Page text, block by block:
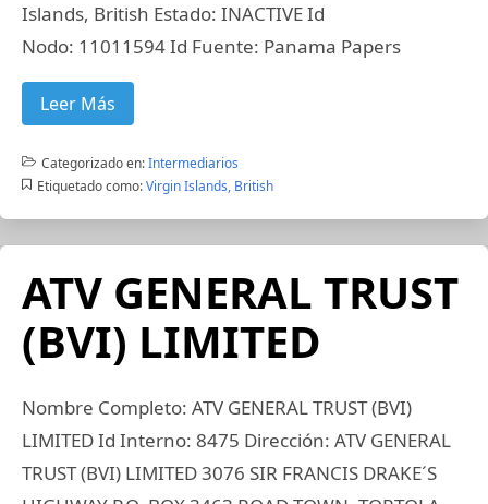
Islands, British Estado: INACTIVE Id
Nodo: 11011594 Id Fuente: Panama Papers
Leer Más
Categorizado en:Intermediarios
Etiquetado como: Virgin Islands, British
ATV GENERAL TRUST
(BVI) LIMITED
Nombre Completo: ATV GENERAL TRUST (BVI)
LIMITED Id Interno: 8475 Dirección: ATV GENERAL
TRUST (BVI) LIMITED 3076 SIR FRANCIS DRAKE´S